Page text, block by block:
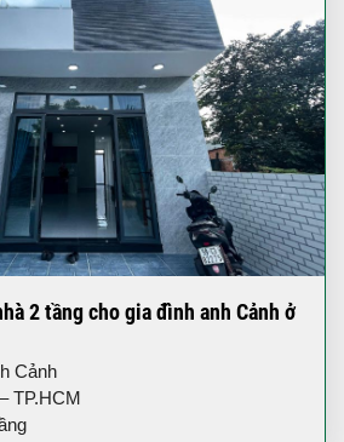
2 tầng cho gia đình anh Cảnh ở
Cảnh
TP.HCM